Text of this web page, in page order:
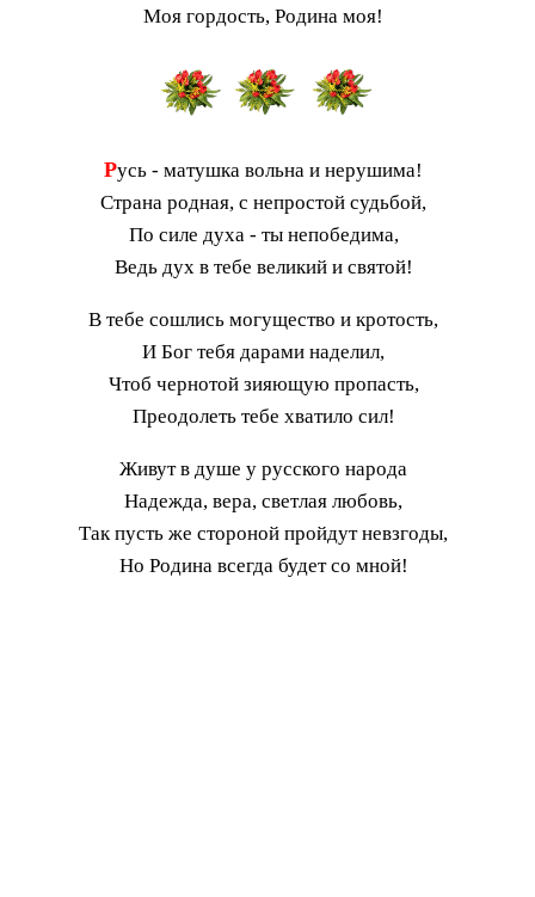
Моя гордость, Родина моя!
Русь - матушка вольна и нерушима!
Страна родная, с непростой судьбой,
По силе духа - ты непобедима,
Ведь дух в тебе великий и святой!
В тебе сошлись могущество и кротость,
И Бог тебя дарами наделил,
Чтоб чернотой зияющую пропасть,
Преодолеть тебе хватило сил!
Живут в душе у русского народа
Надежда, вера, светлая любовь,
Так пусть же стороной пройдут невзгоды,
Но Родина всегда будет со мной!